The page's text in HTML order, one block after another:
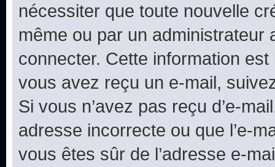
nécessiter que toute nouvelle
même ou par un
connecter. Cette information
vous avez reçu un e-mail,
Si vous n’avez pas reçu d’e-
adresse incorrecte ou que l’e-
vous êtes sûr de l’adresse e-